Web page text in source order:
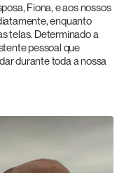
Fiona, e aos nossos
enquanto
telas. Determinado a
pessoal que
durante toda a nossa